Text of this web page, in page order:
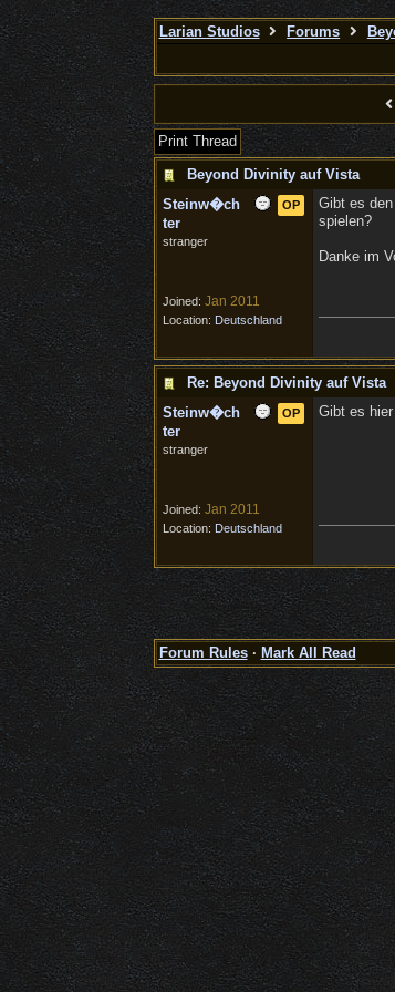
Larian Studios Forums
Print Thread
Beyond Divinity auf Vista
OP
Steinw�ch
ter
stranger
Joined: Jan 2011
Location: Deutschland
Gibt es
spielen?
Danke im
Re: Beyond Divinity auf Vista
OP
Steinw�ch
ter
stranger
Joined: Jan 2011
Location: Deutschland
Gibt es
Forum Rules· Mark All Read